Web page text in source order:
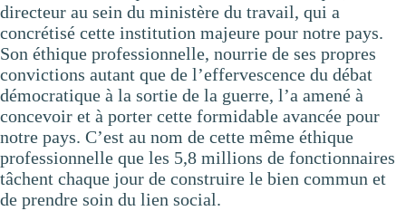
directeur au sein du ministère du travail, qui a
concrétisé cette institution majeure pour notre pays.
Son éthique professionnelle, nourrie de ses propres
convictions autant que de l’effervescence du débat
démocratique à la sortie de la guerre, l’a amené à
concevoir et à porter cette formidable avancée pour
notre pays. C’est au nom de cette même éthique
professionnelle que les 5,8 millions de fonctionnaires
tâchent chaque jour de construire le bien commun et
de prendre soin du lien social.